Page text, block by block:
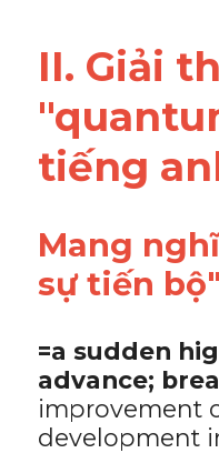
Vocabulary
II. Giải
tiếng
Mang
sự tiến bộ"
=a sudden
advance;
improvement
development